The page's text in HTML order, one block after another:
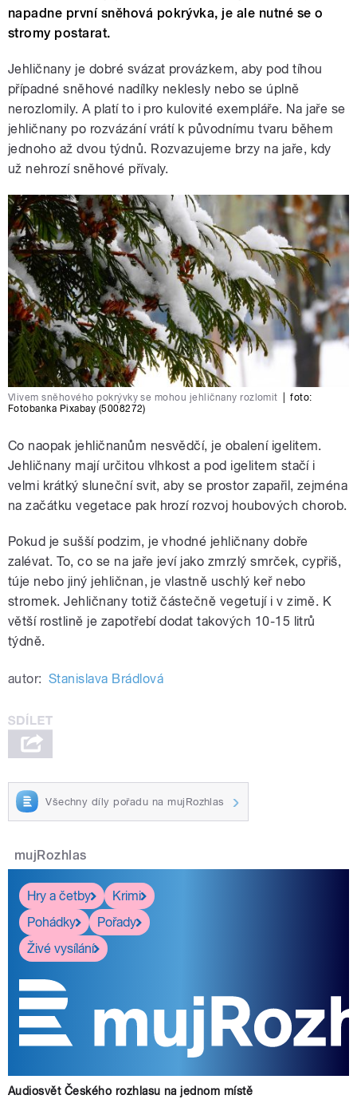
napadne první sněhová pokrývka, je ale nutné se o
stromy postarat.
Jehličnany je dobré svázat provázkem, aby pod tíhou
případné sněhové nadílky neklesly nebo se úplně
nerozlomily. A platí to i pro kulovité exempláře. Na jaře se
jehličnany po rozvázání vrátí k původnímu tvaru během
jednoho až dvou týdnů. Rozvazujeme brzy na jaře, kdy
už nehrozí sněhové přívaly.
Vlivem sněhového pokrývky se mohou jehličnany rozlomit
foto:
Fotobanka Pixabay (5008272)
Co naopak jehličnanům nesvědčí, je obalení igelitem.
Jehličnany mají určitou vlhkost a pod igelitem stačí i
velmi krátký sluneční svit, aby se prostor zapařil, zejména
na začátku vegetace pak hrozí rozvoj houbových chorob.
Pokud je sušší podzim, je vhodné jehličnany dobře
zalévat. To, co se na jaře jeví jako zmrzlý smrček, cypřiš,
túje nebo jiný jehličnan, je vlastně uschlý keř nebo
stromek. Jehličnany totiž částečně vegetují i v zimě. K
větší rostlině je zapotřebí dodat takových 10-15 litrů
týdně.
autor: Stanislava Brádlová
Všechny díly pořadu na mujRozhlas
mujRozhlas
Hry a četby
Krimi
Pohádky
Pořady
Živé vysílání
Audiosvět Českého rozhlasu na jednom místě